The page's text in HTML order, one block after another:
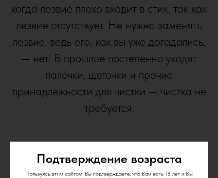
Подтверждение возраста
Пользуясь этим сайтом, Вы подтверждаете, что Вам есть 18 лет и Вы
когда лезвие плохо входит в стик, так как
лезвие отсутствует. Не нужно заменять
лезвие, ведь его, как вы уже догадались,
— нет! В прошлое постепенно уходят
палочки, щеточки и прочие
принадлежности для чистки — чистка не
требуется.